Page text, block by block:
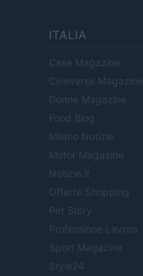
ITALIA
Casa Magazine
Cineverse Magazine
Donne Magazine
Food Blog
Milano Notizie
Motor Magazine
Notizie.it
Offerte Shopping
Pet Story
Professione Lavoro
Sport Magazine
Style24